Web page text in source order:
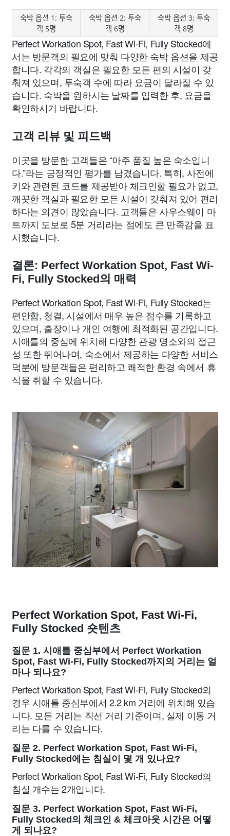
숙박 옵션 1: 투숙
객 5명
숙박 옵션 2: 투숙
객 6명
숙박 옵션 3: 투숙
객 8명
Perfect Workation Spot, Fast Wi-Fi, Fully Stocked에
서는 방문객의 필요에 맞춰 다양한 숙박 옵션을 제공
합니다. 각각의 객실은 필요한 모든 편의 시설이 갖
춰져 있으며, 투숙객 수에 따라 요금이 달라질 수 있
습니다. 숙박을 원하시는 날짜를 입력한 후, 요금을
확인하시기 바랍니다.
고객 리뷰 및 피드백
이곳을 방문한 고객들은 “아주 품질 높은 숙소입니
다.”라는 긍정적인 평가를 남겼습니다. 특히, 사전에
키와 관련된 코드를 제공받아 체크인할 필요가 없고,
깨끗한 객실과 필요한 모든 시설이 갖춰져 있어 편리
하다는 의견이 많았습니다. 고객들은 사우스웨이 마
트까지 도보로 5분 거리라는 점에도 큰 만족감을 표
시했습니다.
결론: Perfect Workation Spot, Fast Wi-
Fi, Fully Stocked의 매력
Perfect Workation Spot, Fast Wi-Fi, Fully Stocked는
편안함, 청결, 시설에서 매우 높은 점수를 기록하고
있으며, 출장이나 개인 여행에 최적화된 공간입니다.
시애틀의 중심에 위치해 다양한 관광 명소와의 접근
성 또한 뛰어나며, 숙소에서 제공하는 다양한 서비스
덕분에 방문객들은 편리하고 쾌적한 환경 속에서 휴
식을 취할 수 있습니다.
Perfect Workation Spot, Fast Wi-Fi,
Fully Stocked 숏텐츠
질문 1. 시애틀 중심부에서 Perfect Workation
Spot, Fast Wi-Fi, Fully Stocked까지의 거리는 얼
마나 되나요?
Perfect Workation Spot, Fast Wi-Fi, Fully Stocked의
경우 시애틀 중심부에서 2.2 km 거리에 위치해 있습
니다. 모든 거리는 직선 거리 기준이며, 실제 이동 거
리는 다를 수 있습니다.
질문 2. Perfect Workation Spot, Fast Wi-Fi,
Fully Stocked에는 침실이 몇 개 있나요?
Perfect Workation Spot, Fast Wi-Fi, Fully Stocked의
침실 개수는 2개입니다.
질문 3. Perfect Workation Spot, Fast Wi-Fi,
Fully Stocked의 체크인 & 체크아웃 시간은 어떻
게 되나요?